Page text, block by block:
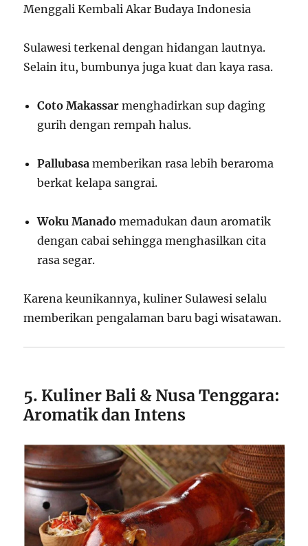
Sulawesi terkenal dengan hidangan lautnya.
Selain itu, bumbunya juga kuat dan kaya rasa.
Coto Makassar menghadirkan sup daging
gurih dengan rempah halus.
Pallubasa memberikan rasa lebih beraroma
berkat kelapa sangrai.
Woku Manado memadukan daun aromatik
dengan cabai sehingga menghasilkan cita
rasa segar.
Karena keunikannya, kuliner Sulawesi selalu
memberikan pengalaman baru bagi wisatawan.
5. Kuliner Bali & Nusa Tenggara:
Aromatik dan Intens